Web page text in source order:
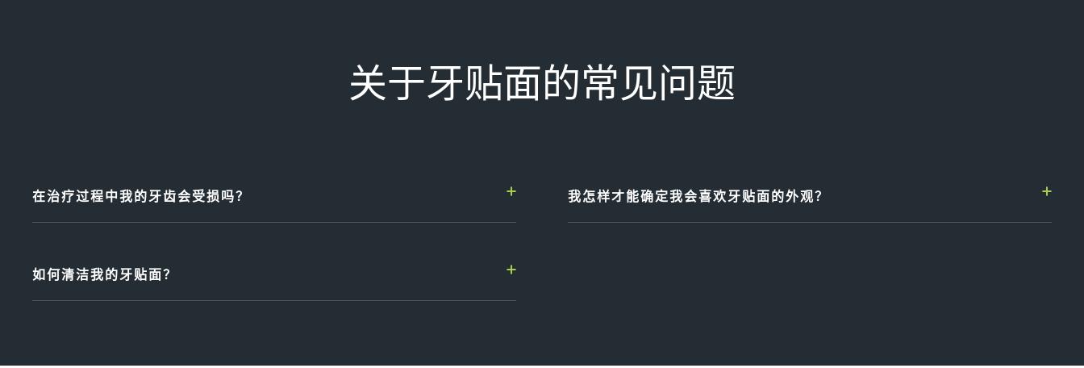
关于牙贴面的常见问题
在治疗过程中我的牙齿会受损吗？ 我怎样才能确定我会喜欢牙贴面的外观？
如何清洁我的牙贴面？